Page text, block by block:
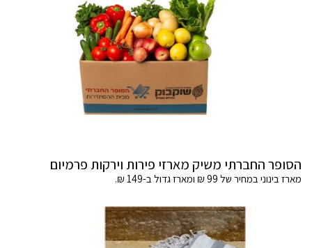
הסופר החברתי משיק מארזי פירות וירקות פרמיום
מארז בינוני במחיר של 99 ₪ ומארז גדול ב-149 ₪.